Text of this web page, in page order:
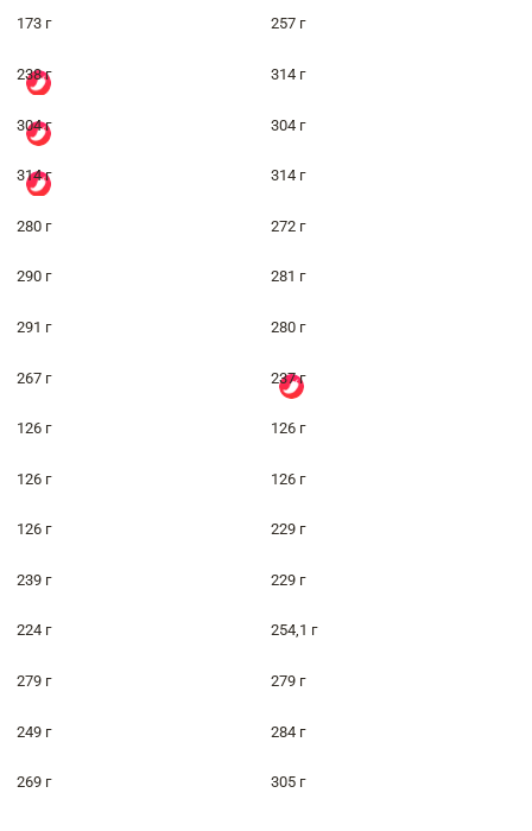
173 г 257 г
238 г 314 г
304 г 304 г
314 г 314 г
280 г 272 г
290 г 281 г
291 г 280 г
267 г 237 г
126 г 126 г
126 г 126 г
126 г 229 г
239 г 229 г
224 г 254,1 г
279 г 279 г
249 г 284 г
269 г 305 г